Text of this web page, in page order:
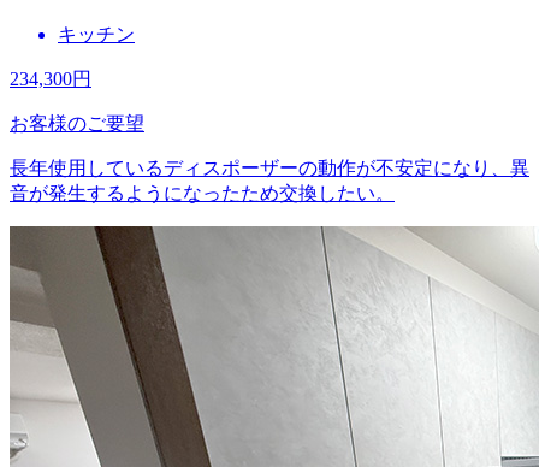
キッチン
234,300円
お客様のご要望
長年使用しているディスポーザーの動作が不安定になり、異
音が発生するようになったため交換したい。